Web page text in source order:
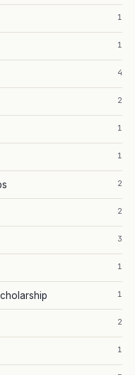
1
1
4
2
1
1
2
2
3
1
1
2
1